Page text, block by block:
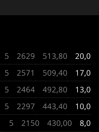
5 2629 513,80
20,0
5 2571 509,40
17,0
5 2464 492,80
13,0
5 2297 443,40
10,0
5 2150 430,00
8,0